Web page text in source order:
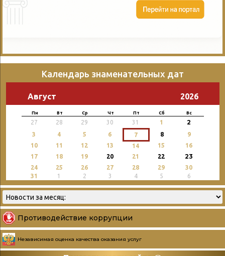
Календарь знаменательных дат
Август 2026
Пн Вт Ср Чт Пт Сб Вс
27 28 29 30 31 1 2
3 4 5 6 7 8
9
10
11 12 13 14 15
16
17
18 19 20 21 22 23
24 25 26 27 28 29
30
31
1 2 3 4 5 6
Противодействие коррупции
Независимая оценка качества оказания услуг